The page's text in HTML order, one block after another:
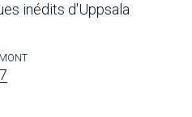
inédits d'Uppsala